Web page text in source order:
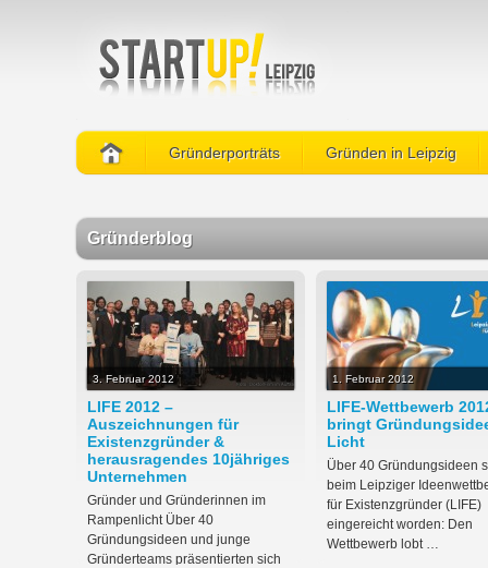
Gründerporträts Gründen in Leipzig
Gründerblog
3. Februar 2012
LIFE 2012 –
Auszeichnungen für
Existenzgründer &
herausragendes 10jähriges
Unternehmen
Gründer und Gründerinnen im
Rampenlicht Über 40
Gründungsideen und junge
Gründerteams präsentierten sich
1. Februar 2012
LIFE-Wettbewerb
bringt
Licht
Über 40 Gründungsideen
beim Leipziger
für Existenzgründer (LIFE)
eingereicht worden: Den
Wettbewerb lobt …